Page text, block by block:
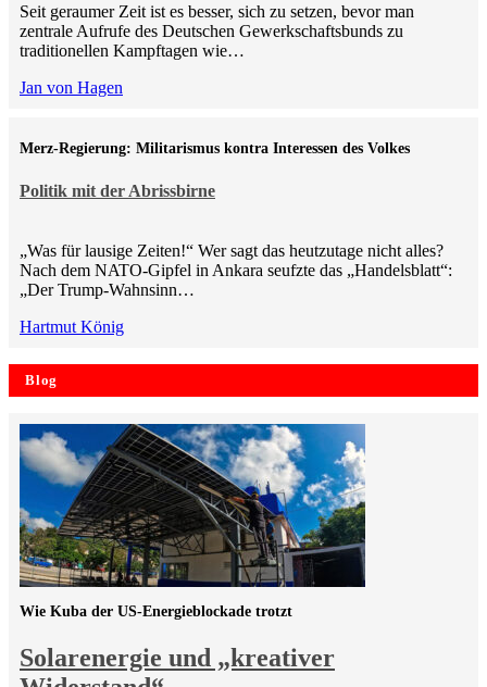
Seit geraumer Zeit ist es besser, sich zu setzen, bevor man
zentrale Aufrufe des Deutschen Gewerkschaftsbunds zu
traditionellen Kampftagen wie…
Jan von Hagen
Politik mit der Abrissbirne
Merz-Regierung: Militarismus kontra Inte­ressen des Volkes
„Was für lausige Zeiten!“ Wer sagt das heutzutage nicht alles?
Nach dem NATO-Gipfel in Ankara seufzte das „Handelsblatt“:
„Der Trump-Wahnsinn…
Hartmut König
Blog
Solarenergie und „kreativer
Wie Kuba der US-Energieblockade trotzt